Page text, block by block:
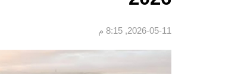
2026-05-11, 8:15 م